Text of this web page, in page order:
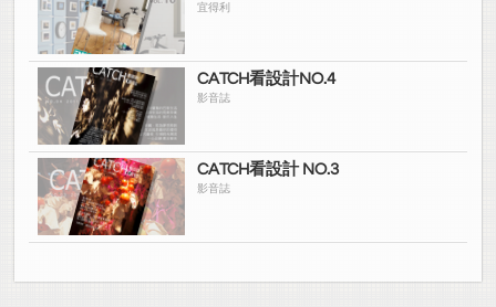
宜得利
CATCH看設計NO.4
影音誌
CATCH看設計 NO.3
影音誌